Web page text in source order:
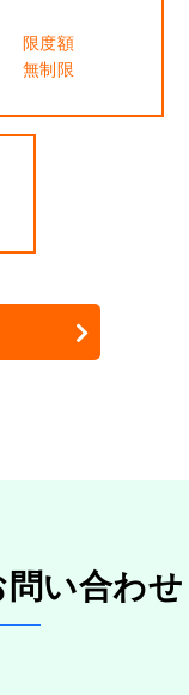
限度額
無制限
い合わせ